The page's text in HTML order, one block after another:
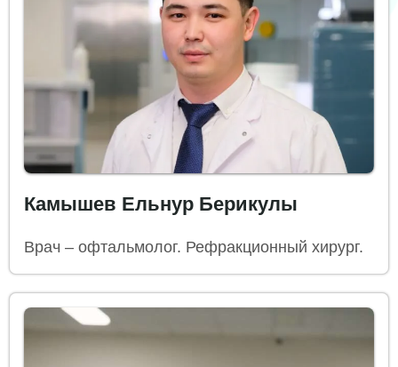
Камышев Ельнур Берикулы
Врач – офтальмолог. Рефракционный хирург.